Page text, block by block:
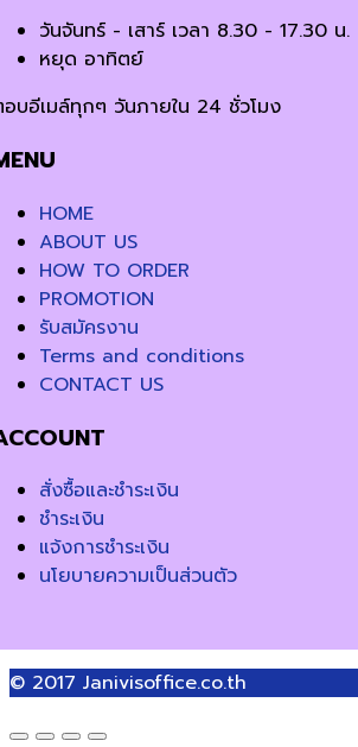
วันจันทร์ - เสาร์ เวลา 8.30 - 17.30 น.
หยุด อาทิตย์
บอีเมล์ทุกๆ วันภายใน 24 ชั่วโมง
HOME
ABOUT US
HOW TO ORDER
PROMOTION
รับสมัครงาน
Terms and conditions
CONTACT US
สั่งซื้อและชำระเงิน
ชำระเงิน
แจ้งการชำระเงิน
นโยบายความเป็นส่วนตัว
© 2017 Janivisoffice.co.th